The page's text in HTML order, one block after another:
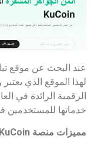
عند البحث عن موقع
لهذا الموقع الذي
خدماتها للمستخدمين
مميزات منصة KuCoin